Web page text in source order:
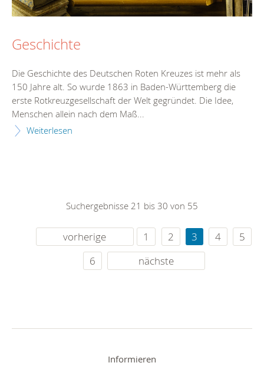
Geschichte
Die Geschichte des Deutschen Roten Kreuzes ist mehr als
150 Jahre alt. So wurde 1863 in Baden-Württemberg die
erste Rotkreuzgesellschaft der Welt gegründet. Die Idee,
Menschen allein nach dem Maß...
Weiterlesen
Suchergebnisse 21 bis 30 von 55
vorherige 1 2 3 4
5
6
nächste
Informieren